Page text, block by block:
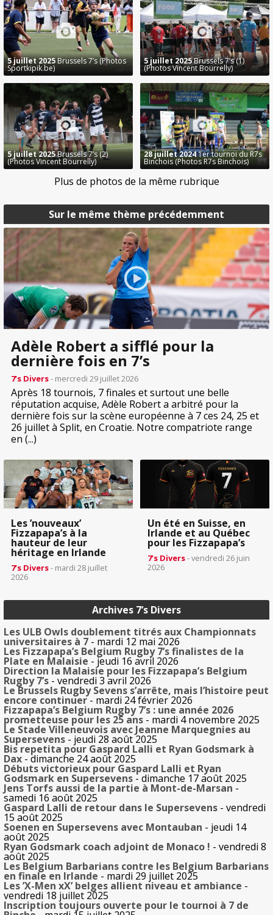
Sur le même thème précédemment
Adèle Robert a sifflé pour la
dernière fois en 7’s
7’s Divers- mercredi 29 juillet 2026
Après 18 tournois, 7 finales et surtout une belle
réputation acquise, Adèle Robert a arbitré pour la
dernière fois sur la scène européenne à 7 ces 24, 25 et
26 juillet à Split, en Croatie. Notre compatriote range
en (...)
Les ’nouveaux’
Fizzapapa’s à la
hauteur de leur
héritage en Irlande
7’s Divers- mardi 28 juillet
2026
Un été en Suisse, en
Irlande et au Québec
pour les Fizzapapa’s
7’s Divers- vendredi 26 juin
2026
Archives 7’s Divers
Les ULB Owls doublement titrés aux Championnats
universitaires à 7 - mardi 12 mai 2026
Les Fizzapapa’s Belgium Rugby 7’s finalistes de la
Plate en Malaisie - jeudi 16 avril 2026
Direction la Malaisie pour les Fizzapapa’s Belgium
Rugby 7’s - vendredi 3 avril 2026
Le Brussels Rugby Sevens s’arrête, mais l’histoire peut
encore continuer- mardi 24 février 2026
Fizzapapa’s Belgium Rugby 7’s : une année 2026
prometteuse pour les 25 ans - mardi 4 novembre 2025
Le Stade Villeneuvois avec Jeanne Marquegnies au
Supersevens - jeudi 28 août 2025
Bis repetita pour Gaspard Lalli et Ryan Godsmark à
Dax - dimanche 24 août 2025
Débuts victorieux pour Gaspard Lalli et Ryan
Godsmark en Supersevens - dimanche 17 août 2025
Jens Torfs aussi de la partie à Mont-de-Marsan -
samedi 16 août 2025
Gaspard Lalli de retour dans le Supersevens - vendredi
15 août 2025
Soenen en Supersevens avec Montauban - jeudi 14
août 2025
Ryan Godsmark coach adjoint de Monaco ! - vendredi 8
août 2025
Les Belgium Barbarians contre les Belgium Barbarians
en finale en Irlande - mardi 29 juillet 2025
Les ’X-Men xX’ belges allient niveau et ambiance -
vendredi 18 juillet 2025
Inscription toujours ouverte pour le tournoi à 7 de
5 juillet 2025Brussels 7’s (Photos
Sportkipik.be)
5 juillet 2025Brussels 7’s (1)
(Photos Vincent Bourrelly)
5 juillet 2025Brussels 7’s (2)
(Photos Vincent Bourrelly)
28 juillet 20241er tournoi du R7s
Binchois (Photos R7s Binchois)
Plus de photos de la même rubrique